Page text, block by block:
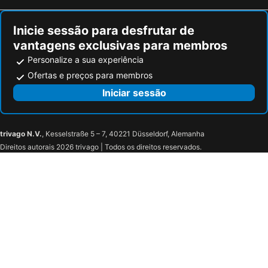
Inicie sessão para desfrutar de
vantagens exclusivas para membros
Personalize a sua experiência
Ofertas e preços para membros
Iniciar sessão
trivago N.V., Kesselstraße 5 – 7, 40221 Düsseldorf, Alemanha
Direitos autorais 2026 trivago | Todos os direitos reservados.